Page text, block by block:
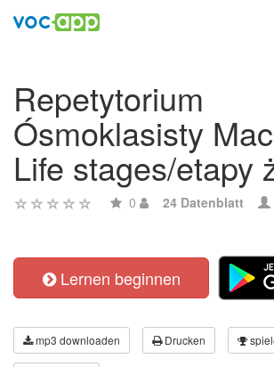
Repetytorium
Ósmoklasisty
Life stages/etapy
0 24 Datenblatt
Lernen beginnen
mp3 downloaden Drucken